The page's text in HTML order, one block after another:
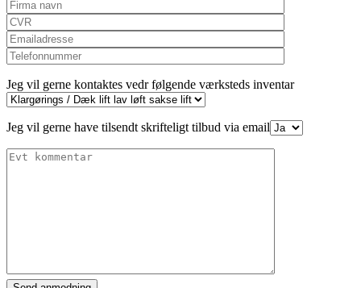
Jeg vil gerne kontaktes vedr følgende værksteds inventar
Jeg vil gerne have tilsendt skrifteligt tilbud via email
Please